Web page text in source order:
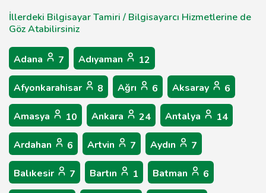
İllerdeki Bilgisayar Tamiri / Bilgisayarcı Hizmetlerine de
Göz Atabilirsiniz
Adana 7 Adıyaman 12
Afyonkarahisar 8 Ağrı 6 Aksaray 6
Amasya 10 Ankara 24 Antalya 14
Ardahan 6 Artvin 7 Aydın 7
Balıkesir 7 Bartın 1 Batman 6